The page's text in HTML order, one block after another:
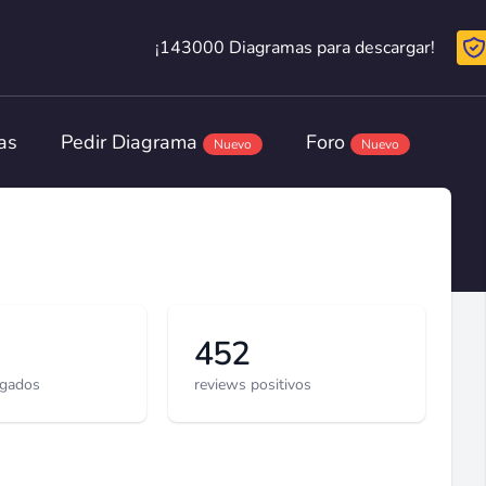
¡143000 Diagramas para descargar!
¡143000 Diagramas para descargar!
Pedir Diagrama Nuevo Foro Nuevo
452
reviews positivos